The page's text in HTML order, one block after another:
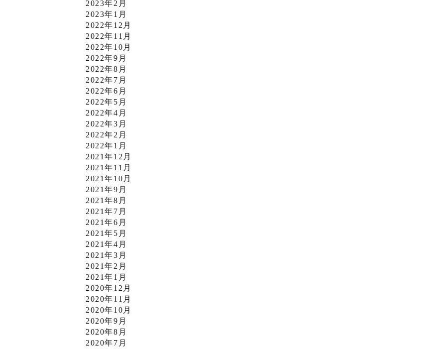
2023年2月
2023年1月
2022年12月
2022年11月
2022年10月
2022年9月
2022年8月
2022年7月
2022年6月
2022年5月
2022年4月
2022年3月
2022年2月
2022年1月
2021年12月
2021年11月
2021年10月
2021年9月
2021年8月
2021年7月
2021年6月
2021年5月
2021年4月
2021年3月
2021年2月
2021年1月
2020年12月
2020年11月
2020年10月
2020年9月
2020年8月
2020年7月